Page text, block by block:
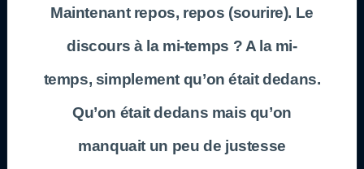
Maintenant repos, repos (sourire). Le
discours à la mi-temps ? A la mi-
temps, simplement qu’on était dedans.
Qu’on était dedans mais qu’on
manquait un peu de justesse